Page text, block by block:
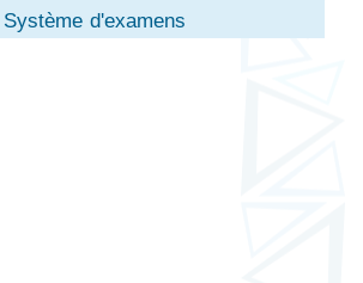
Système d'examens